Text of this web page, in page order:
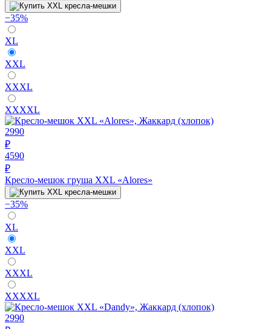
−35%
XL
XXL
XXXL
XXXXL
2990
₽
4590
₽
Кресло-мешок груша XXL «Alores»
−35%
XL
XXL
XXXL
XXXXL
2990